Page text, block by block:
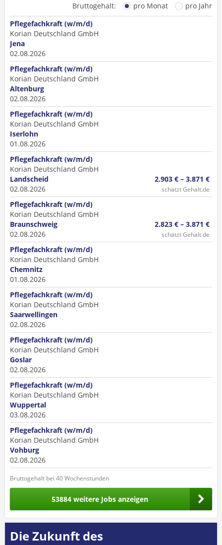
Bruttogehalt: pro Monat
pro Jahr
Pflegefachkraft (w/m/d)
Korian Deutschland GmbH
Jena
02.08.2026
Pflegefachkraft (w/m/d)
Korian Deutschland GmbH
Altenburg
02.08.2026
Pflegefachkraft (w/m/d)
Korian Deutschland GmbH
Iserlohn
01.08.2026
Pflegefachkraft (w/m/d)
Korian Deutschland GmbH
Landscheid
02.08.2026
2.903 € – 3.871 €
schätzt Gehalt.de
Pflegefachkraft (w/m/d)
Korian Deutschland GmbH
Braunschweig
02.08.2026
2.823 € – 3.871 €
schätzt Gehalt.de
Pflegefachkraft (w/m/d)
Korian Deutschland GmbH
Chemnitz
01.08.2026
Pflegefachkraft (w/m/d)
Korian Deutschland GmbH
Saarwellingen
02.08.2026
Pflegefachkraft (w/m/d)
Korian Deutschland GmbH
Goslar
02.08.2026
Pflegefachkraft (w/m/d)
Korian Deutschland GmbH
Wuppertal
03.08.2026
Pflegefachkraft (w/m/d)
Korian Deutschland GmbH
Vohburg
02.08.2026
Bruttogehalt bei 40 Wochenstunden
53884 weitere Jobs anzeigen
Die Zukunft des